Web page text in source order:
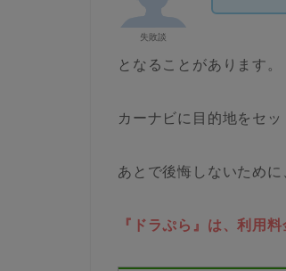
失敗談
となることがあります。
カーナビに目的地をセ
あとで後悔しないため
『ドラぷら』は、利用